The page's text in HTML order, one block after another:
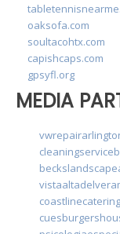
oaksofa.com
soultacohtx.com
capishcaps.com
gpsyfl.org
MEDIA